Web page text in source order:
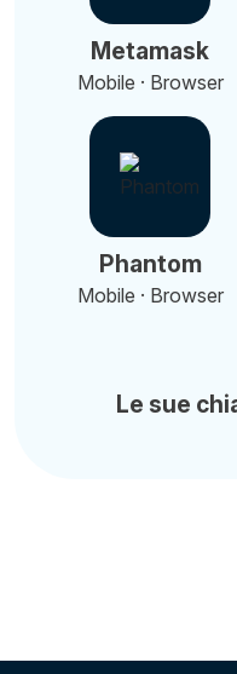
Metamask
Mobile · Browser
Phantom
Mobile · Browser
Le sue